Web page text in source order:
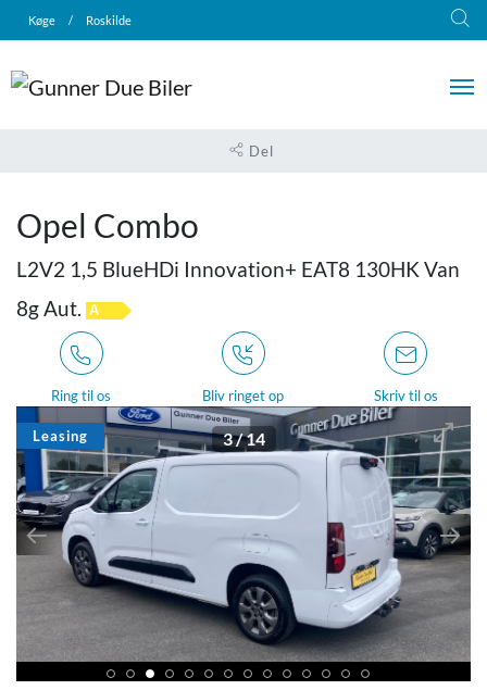
Køge / Roskilde
Del
Opel Combo
L2V2 1,5 BlueHDi Innovation+ EAT8 130HK Van
8g Aut. A
Ring til os Bliv ringet op Skriv til os
Leasing 3/14